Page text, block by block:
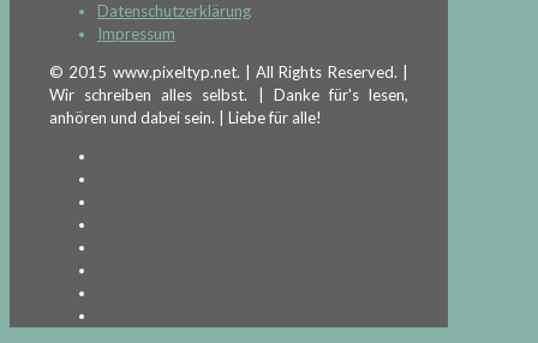
Datenschutzerklärung
Impressum
© 2015 www.pixeltyp.net. | All Rights Reserved. |
Wir schreiben alles selbst. | Danke für's lesen,
anhören und dabei sein. | Liebe für alle!